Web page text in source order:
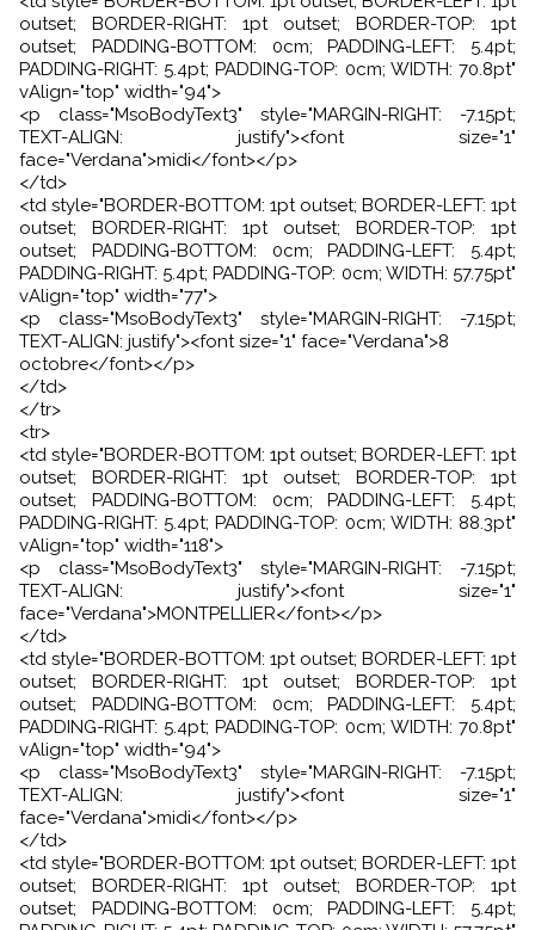
outset; BORDER-RIGHT: 1pt outset; BORDER-TOP: 1pt
outset; PADDING-BOTTOM: 0cm; PADDING-LEFT: 5.4pt;
PADDING-RIGHT: 5.4pt; PADDING-TOP: 0cm; WIDTH: 70.8pt"
vAlign="top" width="94">
<p class="MsoBodyText3" style="MARGIN-RIGHT: -7.15pt;
TEXT-ALIGN: justify"><font size="1"
face="Verdana">midi</font></p>
</td>
<td style="BORDER-BOTTOM: 1pt outset; BORDER-LEFT: 1pt
outset; BORDER-RIGHT: 1pt outset; BORDER-TOP: 1pt
outset; PADDING-BOTTOM: 0cm; PADDING-LEFT: 5.4pt;
PADDING-RIGHT: 5.4pt; PADDING-TOP: 0cm; WIDTH: 57.75pt"
vAlign="top" width="77">
<p class="MsoBodyText3" style="MARGIN-RIGHT: -7.15pt;
TEXT-ALIGN: justify"><font size="1" face="Verdana">8
octobre</font></p>
</td>
</tr>
<tr>
<td style="BORDER-BOTTOM: 1pt outset; BORDER-LEFT: 1pt
outset; BORDER-RIGHT: 1pt outset; BORDER-TOP: 1pt
outset; PADDING-BOTTOM: 0cm; PADDING-LEFT: 5.4pt;
PADDING-RIGHT: 5.4pt; PADDING-TOP: 0cm; WIDTH: 88.3pt"
vAlign="top" width="118">
<p class="MsoBodyText3" style="MARGIN-RIGHT: -7.15pt;
TEXT-ALIGN: justify"><font size="1"
face="Verdana">MONTPELLIER</font></p>
</td>
<td style="BORDER-BOTTOM: 1pt outset; BORDER-LEFT: 1pt
outset; BORDER-RIGHT: 1pt outset; BORDER-TOP: 1pt
outset; PADDING-BOTTOM: 0cm; PADDING-LEFT: 5.4pt;
PADDING-RIGHT: 5.4pt; PADDING-TOP: 0cm; WIDTH: 70.8pt"
vAlign="top" width="94">
<p class="MsoBodyText3" style="MARGIN-RIGHT: -7.15pt;
TEXT-ALIGN: justify"><font size="1"
face="Verdana">midi</font></p>
</td>
<td style="BORDER-BOTTOM: 1pt outset; BORDER-LEFT: 1pt
outset; BORDER-RIGHT: 1pt outset; BORDER-TOP: 1pt
outset; PADDING-BOTTOM: 0cm; PADDING-LEFT: 5.4pt;